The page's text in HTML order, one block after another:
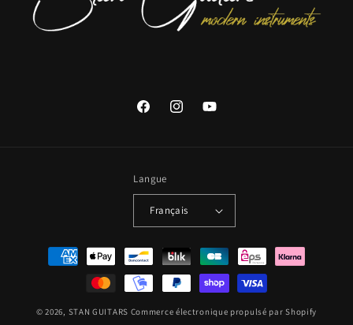
FacebookInstagramYouTube
Langue
Français
Moyens
© 2026, STAN GUITARS Commerce électronique propulsé par Shopify